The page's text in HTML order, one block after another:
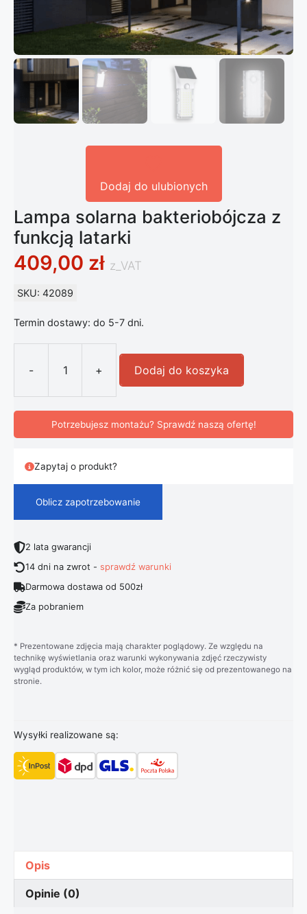
Dodaj do ulubionych
Lampa solarna bakteriobójcza z
funkcją latarki
409,00 zł z_VAT
SKU: 42089
Termin dostawy: do 5-7 dni.
-
ilość Lampa solarna
+ Dodaj do koszyka
Potrzebujesz montażu? Sprawdź naszą ofertę!
Zapytaj o produkt?
Oblicz zapotrzebowanie
2 lata gwarancji
14 dni na zwrot -sprawdź warunki
Darmowa dostawa od 500zł
Za pobraniem
* Prezentowane zdjęcia mają charakter poglądowy. Ze względu na
technikę wyświetlania oraz warunki wykonywania zdjęć rzeczywisty
wygląd produktów, w tym ich kolor, może różnić się od prezentowanego na
stronie.
Wysyłki realizowane są:
Opis
Opinie (0)